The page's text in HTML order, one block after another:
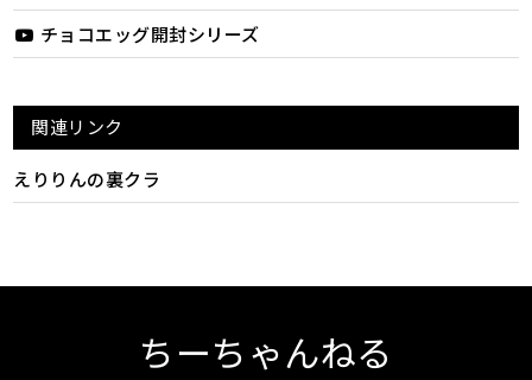
チョコエッグ開封シリーズ
関連リンク
えりりんの裏クラ
ちーちゃんねる